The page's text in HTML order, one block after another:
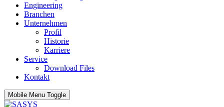
Engineering
Branchen
Unternehmen
Profil
Historie
Karriere
Service
Download Files
Kontakt
Mobile Menu Toggle